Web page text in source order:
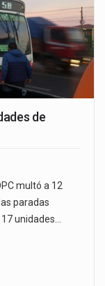
de
multó a 12
paradas
unidades…